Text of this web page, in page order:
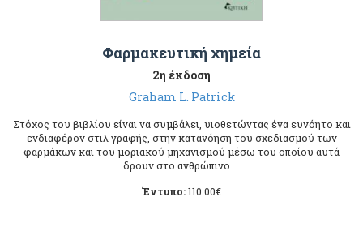
Φαρμακευτική χημεία
2η έκδοση
Graham L. Patrick
Στόχος του βιβλίου είναι να συμβάλει, υιοθετώντας ένα ευνόητο και
ενδιαφέρον στιλ γραφής, στην κατανόηση του σχεδιασμού των
φαρμάκων και του μοριακού μηχανισμού μέσω του οποίου αυτά
δρουν στο ανθρώπινο ...
Έντυπο:110.00€